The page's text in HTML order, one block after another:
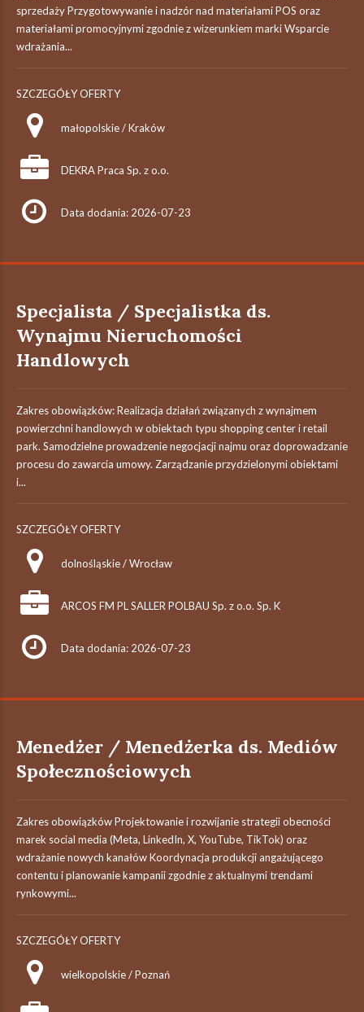
sprzedaży Przygotowywanie i nadzór nad materiałami POS oraz
materiałami promocyjnymi zgodnie z wizerunkiem marki Wsparcie
wdrażania...
SZCZEGÓŁY OFERTY
małopolskie / Kraków
DEKRA Praca Sp. z o.o.
Data dodania: 2026-07-23
Specjalista / Specjalistka ds.
Wynajmu Nieruchomości
Handlowych
Zakres obowiązków: Realizacja działań związanych z wynajmem
powierzchni handlowych w obiektach typu shopping center i retail
park. Samodzielne prowadzenie negocjacji najmu oraz doprowadzanie
procesu do zawarcia umowy. Zarządzanie przydzielonymi obiektami
i...
SZCZEGÓŁY OFERTY
dolnośląskie / Wrocław
ARCOS FM PL SALLER POLBAU Sp. z o.o. Sp. K
Data dodania: 2026-07-23
Menedżer / Menedżerka ds. Mediów
Społecznościowych
Zakres obowiązków Projektowanie i rozwijanie strategii obecności
marek social media (Meta, LinkedIn, X, YouTube, TikTok) oraz
wdrażanie nowych kanałów Koordynacja produkcji angażującego
contentu i planowanie kampanii zgodnie z aktualnymi trendami
rynkowymi...
SZCZEGÓŁY OFERTY
wielkopolskie / Poznań